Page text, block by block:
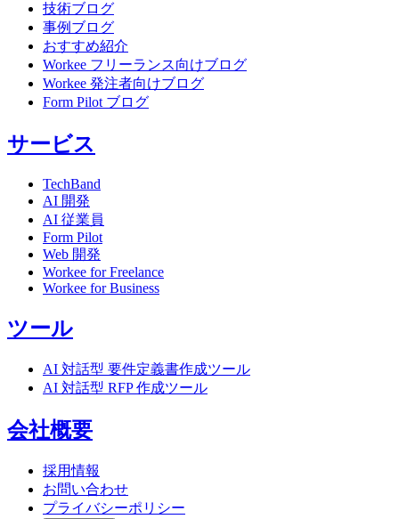
技術ブログ
事例ブログ
おすすめ紹介
Workee フリーランス向けブログ
Workee 発注者向けブログ
Form Pilot ブログ
サービス
TechBand
AI 開発
AI 従業員
Form Pilot
Web 開発
Workee for Freelance
Workee for Business
ツール
AI 対話型 要件定義書作成ツール
AI 対話型 RFP 作成ツール
会社概要
採用情報
お問い合わせ
プライバシーポリシー